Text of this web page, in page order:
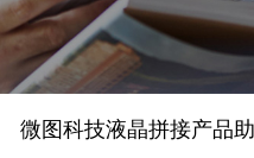
微图科技液晶拼接产品